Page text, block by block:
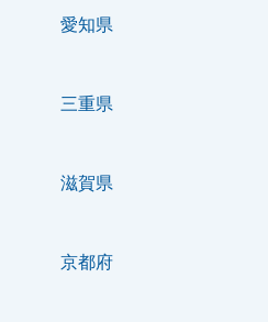
愛知県
三重県
滋賀県
京都府